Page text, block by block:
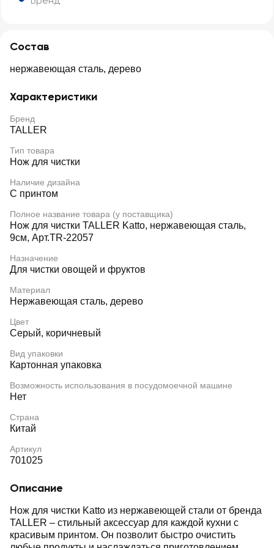
Состав
нержавеющая сталь, дерево
Характеристики
Бренд
TALLER
Тип товара
Нож для чистки
Наличие дизайна
С принтом
Полное название товара (у поставщика)
Нож для чистки TALLER Katto, нержавеющая сталь,
9см, Арт.TR-22057
Назначение
Для чистки овощей и фруктов
Материал
Нержавеющая сталь, дерево
Цвет
Серый, коричневый
Вид упаковки
Картонная упаковка
Возможность использования в посудомоечной машине
Нет
Страна
Китай
Артикул
701025
Описание
Нож для чистки Katto из нержавеющей стали от бренда
TALLER – стильный аксессуар для каждой кухни с
красивым принтом. Он позволит быстро очистить